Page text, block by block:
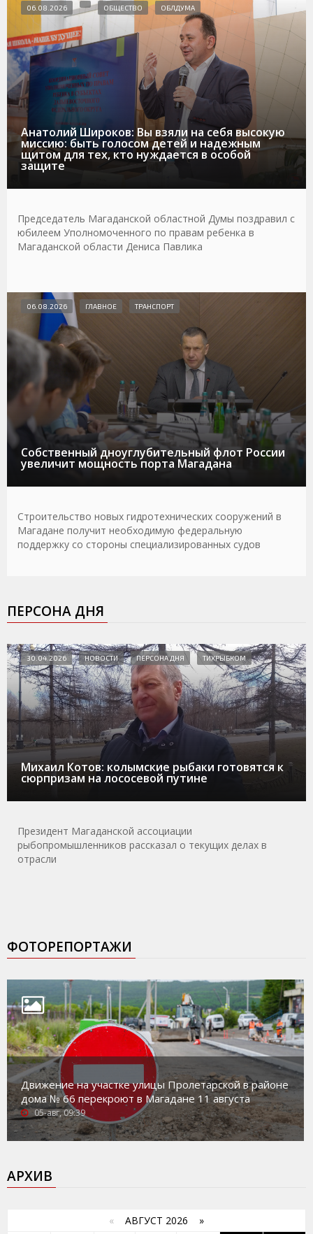
Анатолий Широков: Вы взяли на себя высокую
миссию: быть голосом детей и надежным
щитом для тех, кто нуждается в особой
защите
06.08.2026 ОБЩЕСТВО ОБЛДУМА
Председатель Магаданской областной Думы поздравил с
юбилеем Уполномоченного по правам ребенка в
Магаданской области Дениса Павлика
Собственный дноуглубительный флот России
увеличит мощность порта Магадана
06.08.2026 ГЛАВНОЕ ТРАНСПОРТ
Строительство новых гидротехнических сооружений в
Магадане получит необходимую федеральную
поддержку со стороны специализированных судов
ПЕРСОНА ДНЯ
Михаил Котов: колымские рыбаки готовятся к
сюрпризам на лососевой путине
30.04.2026 НОВОСТИ ПЕРСОНА ДНЯ ТИХРЫБКОМ
Президент Магаданской ассоциации
рыбопромышленников рассказал о текущих делах в
отрасли
ФОТОРЕПОРТАЖИ
Движение на участке улицы Пролетарской в районе
дома № 66 перекроют в Магадане 11 августа
05-авг, 09:39
АРХИВ
« АВГУСТ 2026 »